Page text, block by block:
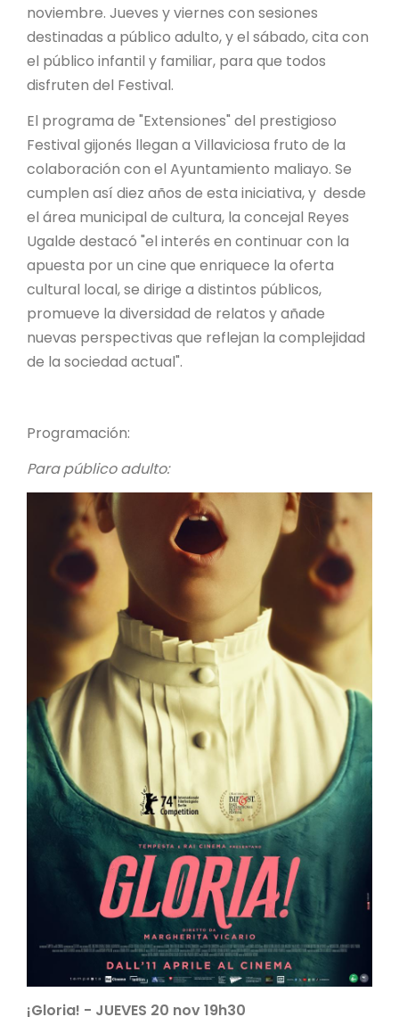
noviembre. Jueves y viernes con sesiones
destinadas a público adulto, y el sábado, cita con
el público infantil y familiar, para que todos
disfruten del Festival.
El programa de "Extensiones" del prestigioso
Festival gijonés llegan a Villaviciosa fruto de la
colaboración con el Ayuntamiento maliayo. Se
cumplen así diez años de esta iniciativa, y desde
el área municipal de cultura, la concejal Reyes
Ugalde destacó "el interés en continuar con la
apuesta por un cine que enriquece la oferta
cultural local, se dirige a distintos públicos,
promueve la diversidad de relatos y añade
nuevas perspectivas que reflejan la complejidad
de la sociedad actual".
Programación:
Para público adulto:
¡Gloria! - JUEVES 20 nov 19h30